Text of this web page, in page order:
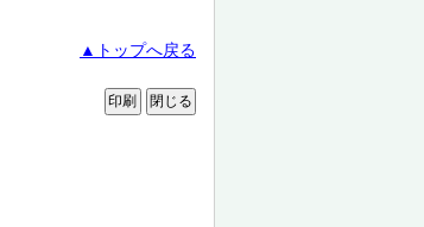
▲トップへ戻る